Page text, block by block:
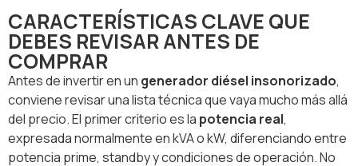
CARACTERÍSTICAS CLAVE QUE
DEBES REVISAR ANTES DE
COMPRAR
Antes de invertir en un generador diésel insonorizado,
conviene revisar una lista técnica que vaya mucho más allá
del precio. El primer criterio es la potencia real,
expresada normalmente en kVA o kW, diferenciando entre
potencia prime, standby y condiciones de operación. No